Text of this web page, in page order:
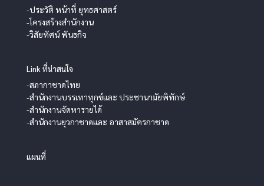
-ประวัติ หน้าที่ ยุทธศาสตร์
-โครงสร้างสำนักงาน
-วิสัยทัศน์ พันธกิจ
Link ที่น่าสนใจ
-สภากาชาดไทย
-สำนักงานบรรเทาทุกข์และ ประชานามัยพิทักษ์
-สำนักงานจัดหารายได้
-สำนักงานยุวกาชาดและ อาสาสมัครกาชาด
แผนที่